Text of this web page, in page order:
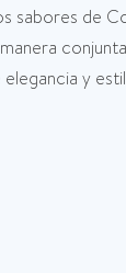
sabores de
y